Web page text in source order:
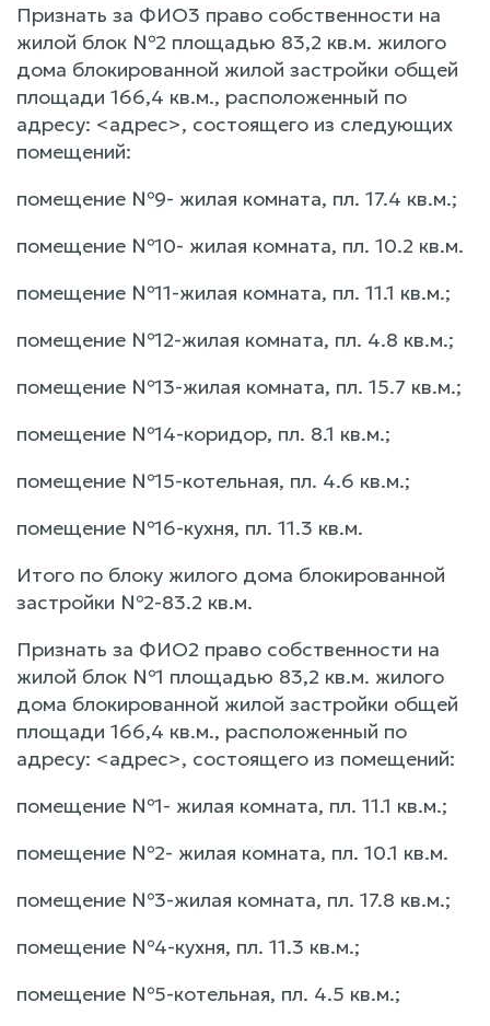
Признать за ФИО3 право собственности на
жилой блок №2 площадью 83,2 кв.м. жилого
дома блокированной жилой застройки общей
площади 166,4 кв.м., расположенный по
адресу: <адрес>, состоящего из следующих
помещений:
помещение №9- жилая комната, пл. 17.4 кв.м.;
помещение №10- жилая комната, пл. 10.2 кв.м.
помещение №11-жилая комната, пл. 11.1 кв.м.;
помещение №12-жилая комната, пл. 4.8 кв.м.;
помещение №13-жилая комната, пл. 15.7 кв.м.;
помещение №14-коридор, пл. 8.1 кв.м.;
помещение №15-котельная, пл. 4.6 кв.м.;
помещение №16-кухня, пл. 11.3 кв.м.
Итого по блоку жилого дома блокированной
застройки №2-83.2 кв.м.
Признать за ФИО2 право собственности на
жилой блок №1 площадью 83,2 кв.м. жилого
дома блокированной жилой застройки общей
площади 166,4 кв.м., расположенный по
адресу: <адрес>, состоящего из помещений:
помещение №1- жилая комната, пл. 11.1 кв.м.;
помещение №2- жилая комната, пл. 10.1 кв.м.
помещение №3-жилая комната, пл. 17.8 кв.м.;
помещение №4-кухня, пл. 11.3 кв.м.;
помещение №5-котельная, пл. 4.5 кв.м.;